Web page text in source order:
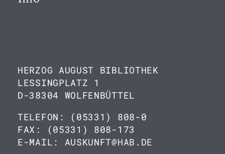
HERZOG AUGUST BIBLIOTHEK
LESSINGPLATZ 1
D-38304 WOLFENBÜTTEL
TELEFON: (05331) 808-0
FAX: (05331) 808-173
E-MAIL: AUSKUNFT@HAB.DE